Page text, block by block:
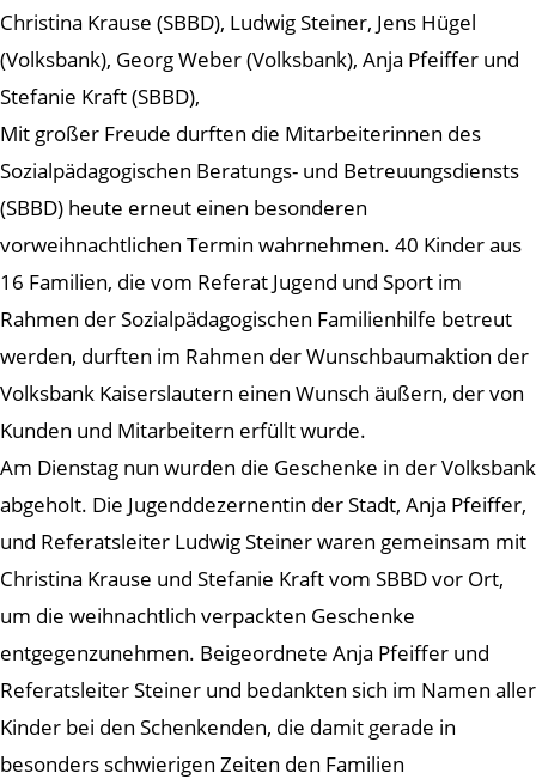
Christina Krause (SBBD), Ludwig Steiner, Jens Hügel
(Volksbank), Georg Weber (Volksbank), Anja Pfeiffer und
Stefanie Kraft (SBBD),
Mit großer Freude durften die Mitarbeiterinnen des
Sozialpädagogischen Beratungs- und Betreuungsdiensts
(SBBD) heute erneut einen besonderen
vorweihnachtlichen Termin wahrnehmen. 40 Kinder aus
16 Familien, die vom Referat Jugend und Sport im
Rahmen der Sozialpädagogischen Familienhilfe betreut
werden, durften im Rahmen der Wunschbaumaktion der
Volksbank Kaiserslautern einen Wunsch äußern, der von
Kunden und Mitarbeitern erfüllt wurde.
Am Dienstag nun wurden die Geschenke in der Volksbank
abgeholt. Die Jugenddezernentin der Stadt, Anja Pfeiffer,
und Referatsleiter Ludwig Steiner waren gemeinsam mit
Christina Krause und Stefanie Kraft vom SBBD vor Ort,
um die weihnachtlich verpackten Geschenke
entgegenzunehmen. Beigeordnete Anja Pfeiffer und
Referatsleiter Steiner und bedankten sich im Namen aller
Kinder bei den Schenkenden, die damit gerade in
besonders schwierigen Zeiten den Familien